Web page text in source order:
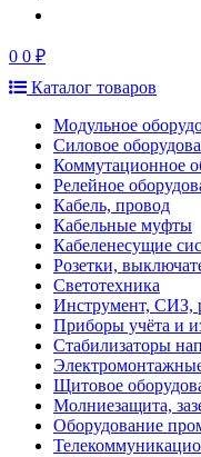
0 0 ₽
Каталог товаров
Модульное
Силовое
Коммутационное
Релейное
Кабель, провод
Кабельные муфты
Кабеленесущие
Розетки,
Светотехника
Инструмент, СИЗ,
Приборы учёта и
Стабилизаторы
Щитовое
Молниезащита,
Оборудование